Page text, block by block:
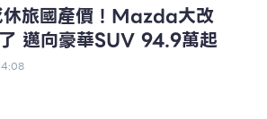
休旅國產價！Mazda大改
邁向豪華SUV 94.9萬起